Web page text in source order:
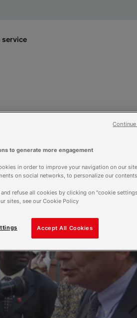
service
et au
to generate more engagement
in order to improve your navigation on our
on social networks, to personalize our
refuse all cookies by clicking on "cookie
sites, see our Cookie Policy
Accept All Cookies